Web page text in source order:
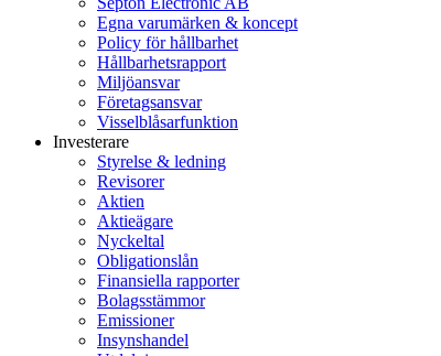
Egna varumärken & koncept
Policy för hållbarhet
Hållbarhetsrapport
Miljöansvar
Företagsansvar
Visselblåsarfunktion
Investerare
Styrelse & ledning
Revisorer
Aktien
Aktieägare
Nyckeltal
Obligationslån
Finansiella rapporter
Bolagsstämmor
Emissioner
Insynshandel